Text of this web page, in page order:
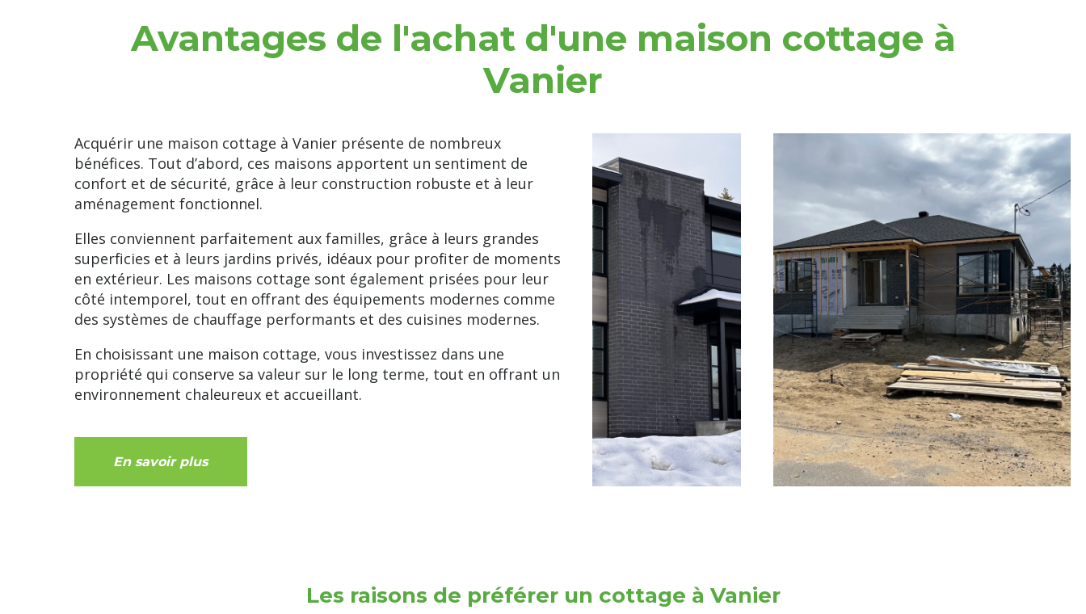
Avantages de l'achat d'une maison cottage à
Vanier
Acquérir une maison cottage à Vanier présente de nombreux
bénéfices. Tout d’abord, ces maisons apportent un sentiment de
confort et de sécurité, grâce à leur construction robuste et à leur
aménagement fonctionnel.
Elles conviennent parfaitement aux familles, grâce à leurs grandes
superficies et à leurs jardins privés, idéaux pour profiter de moments
en extérieur. Les maisons cottage sont également prisées pour leur
côté intemporel, tout en offrant des équipements modernes comme
des systèmes de chauffage performants et des cuisines modernes.
En choisissant une maison cottage, vous investissez dans une
propriété qui conserve sa valeur sur le long terme, tout en offrant un
environnement chaleureux et accueillant.
En savoir plus
Les raisons de préférer un cottage à Vanier